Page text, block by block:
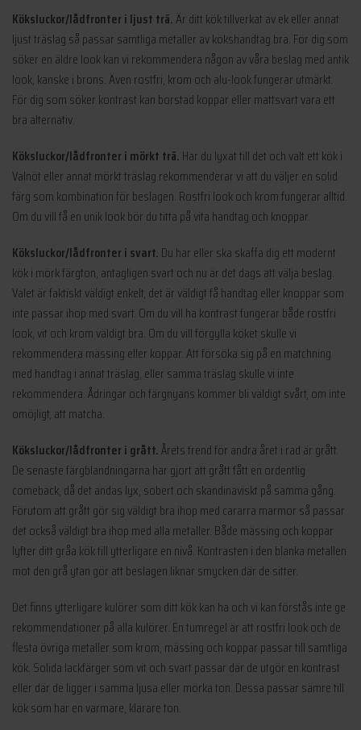
Köksluckor/lådfronter i ljust trä.Är ditt kök tillverkat av ek eller annat
ljust träslag så passar samtliga metaller av kökshandtag bra. För dig som
söker en äldre look kan vi rekommendera någon av våra beslag med antik
look, kanske i brons. Även rostfri, krom och alu-look fungerar utmärkt.
För dig som söker kontrast kan borstad koppar eller mattsvart vara ett
bra alternativ.
Köksluckor/lådfronter i mörkt trä. Har du lyxat till det och valt ett kök i
Valnöt eller annat mörkt träslag rekommenderar vi att du väljer en solid
färg som kombination för beslagen. Rostfri look och krom fungerar alltid.
Om du vill få en unik look bör du titta på vita handtag och knoppar.
Köksluckor/lådfronter i svart. Du har eller ska skaffa dig ett modernt
kök i mörk färgton, antagligen svart och nu är det dags att välja beslag.
Valet är faktiskt väldigt enkelt, det är väldigt få handtag eller knoppar som
inte passar ihop med svart. Om du vill ha kontrast fungerar både rostfri
look, vit och krom väldigt bra. Om du vill förgylla köket skulle vi
rekommendera mässing eller koppar. Att försöka sig på en matchning
med handtag i annat träslag, eller samma träslag skulle vi inte
rekommendera. Ådringar och färgnyans kommer bli väldigt svårt, om inte
omöjligt, att matcha.
Köksluckor/lådfronter i grått.Årets trend för andra året i rad är grått.
De senaste färgblandningarna har gjort att grått fått en ordentlig
comeback, då det andas lyx, sobert och skandinaviskt på samma gång.
Förutom att grått gör sig väldigt bra ihop med cararra marmor så passar
det också väldigt bra ihop med alla metaller. Både mässing och koppar
lyfter ditt gråa kök till ytterligare en nivå. Kontrasten i den blanka metallen
mot den grå ytan gör att beslagen liknar smycken där de sitter.
Det finns ytterligare kulörer som ditt kök kan ha och vi kan förstås inte ge
rekommendationer på alla kulörer. En tumregel är att rostfri look och de
flesta övriga metaller som krom, mässing och koppar passar till samtliga
kök. Solida lackfärger som vit och svart passar där de utgör en kontrast
eller där de ligger i samma ljusa eller mörka ton. Dessa passar sämre till
kök som har en varmare, klarare ton.